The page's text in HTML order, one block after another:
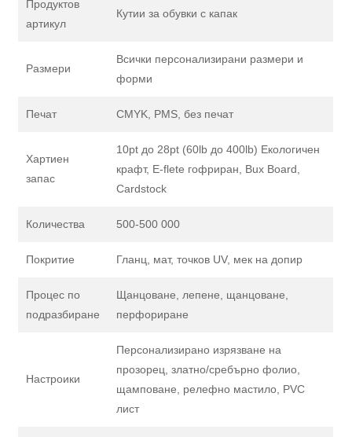
Продуктов
артикул
Кутии за обувки с капак
Размери
Всички персонализирани размери и
форми
Печат CMYK, PMS, без печат
Хартиен
запас
10pt до 28pt (60lb до 400lb) Екологичен
крафт, E-flete гофриран, Bux Board,
Cardstock
Количества 500-500 000
Покритие Гланц, мат, точков UV, мек на допир
Процес по
подразбиране
Щанцоване, лепене, щанцоване,
перфориране
Настроики
Персонализирано изрязване на
прозорец, златно/сребърно фолио,
щамповане, релефно мастило, PVC
лист